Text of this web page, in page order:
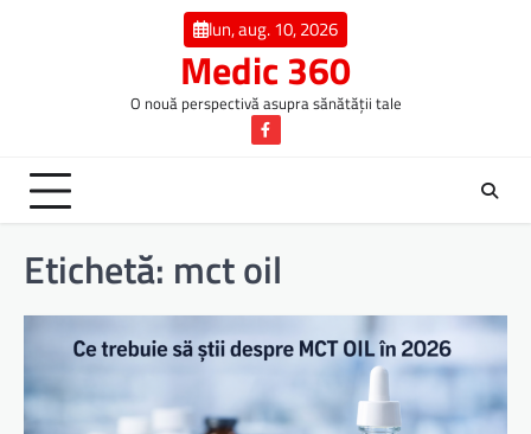
lun, aug. 10, 2026
Medic 360
O nouă perspectivă asupra sănătății tale
Facebook
Etichetă: mct oil